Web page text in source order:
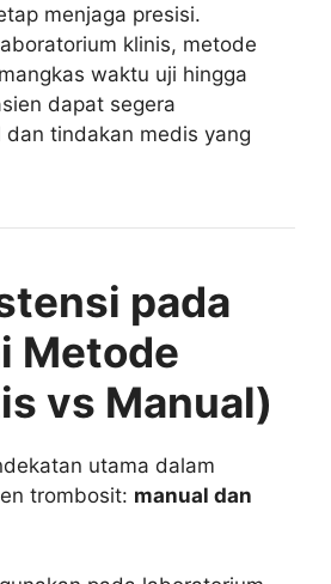
menjaga presisi.
klinis, metode
waktu uji hingga
dapat segera
dan tindakan medis yang
pada
Metode
vs Manual)
utama dalam
trombosit: manual dan